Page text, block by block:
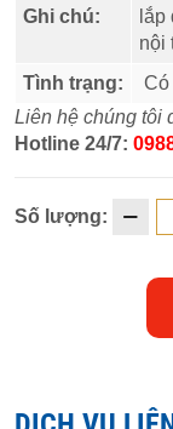
Ghi chú:
lắp
nội
Tình trạng:
Có
Liên hệ chúng tôi
Hotline 24/7:
Số lượng: